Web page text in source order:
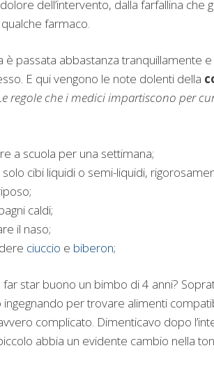
dell’intervento, dalla farfallina
farmaco.
è passata abbastanza tranquillamente
E qui vengono le note dolenti della
regole che i medici impartiscono per
a scuola per una settimana;
cibi liquidi o semi-liquidi,
caldi;
il naso;
ciuccio e biberon;
star buono un bimbo di 4 anni?
ingegnando per trovare alimenti
complicato. Dimenticavo dopo
abbia un evidente cambio nella